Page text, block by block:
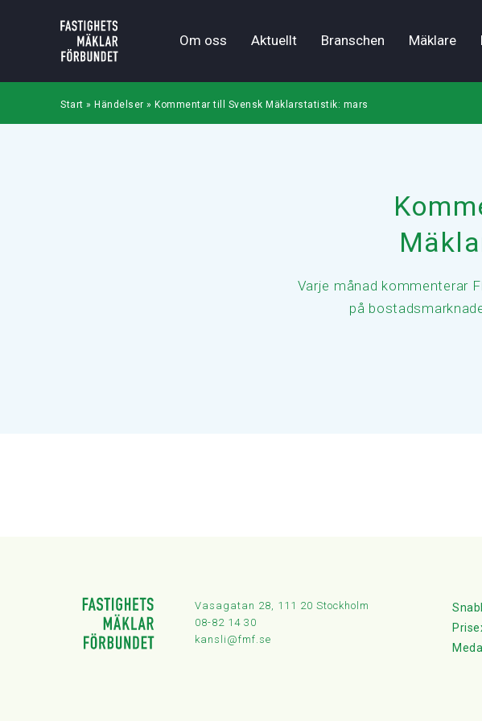
Om oss Aktuellt Branschen Mäklare
Start » Händelser » Kommentar till Svensk Mäklarstatistik: mars
Varje månad kommenterar
på
Vasagatan 28, 111 20 Stockholm
08-82 14 30
kansli@fmf.se